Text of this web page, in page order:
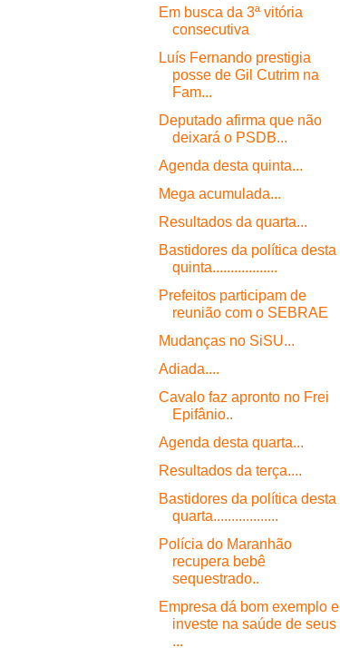
Em busca da 3ª vitória
consecutiva
Luís Fernando prestigia
posse de Gil Cutrim na
Fam...
Deputado afirma que não
deixará o PSDB...
Agenda desta quinta...
Mega acumulada...
Resultados da quarta...
Bastidores da política desta
quinta..................
Prefeitos participam de
reunião com o SEBRAE
Mudanças no SiSU...
Adiada....
Cavalo faz apronto no Frei
Epifânio..
Agenda desta quarta...
Resultados da terça....
Bastidores da política desta
quarta..................
Polícia do Maranhão
recupera bebê
sequestrado..
Empresa dá bom exemplo e
investe na saúde de seus
...